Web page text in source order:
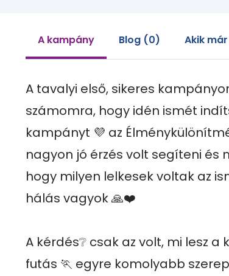
A kampány Blog (0) Akik
A tavalyi első, sikeres
számomra, hogy idén ismét
kampányt 💜 az
nagyon jó érzés volt segíteni és
hogy milyen lelkesek voltak az
hálás vagyok 🙏❤️
A kérdés❔ csak az volt, mi lesz
futás 🏃 egyre komolyabb